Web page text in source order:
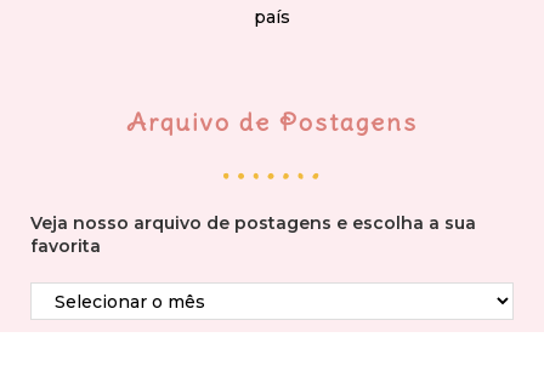
país
Arquivo de Postagens
Veja nosso arquivo de postagens e escolha a sua
favorita